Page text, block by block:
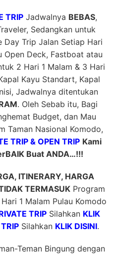
TRIP Jadwalnya BEBAS,
Sedangkan untuk
Day Trip Jalan Setiap Hari
Open Deck, Fastboat atau
2 Hari 1 Malam & 3 Hari
Kayu Standart, Kapal
Jadwalnya ditentukan
. Oleh Sebab itu, Bagi
Budget, dan Mau
Taman Nasional Komodo,
TRIP & OPEN TRIP Kami
Buat ANDA…!!!
ITINERARY, HARGA
TERMASUKProgram
1 Malam Pulau Komodo
TRIPSilahkan KLIK
Silahkan KLIK DISINI.
Teman Bingung dengan